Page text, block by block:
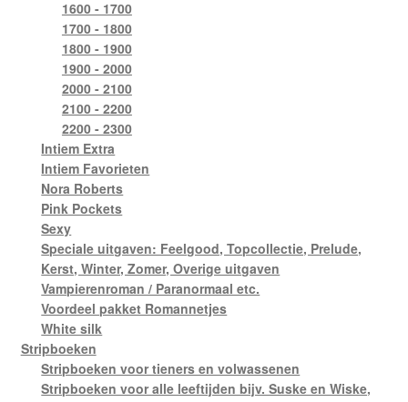
1600 - 1700
1700 - 1800
1800 - 1900
1900 - 2000
2000 - 2100
2100 - 2200
2200 - 2300
Intiem Extra
Intiem Favorieten
Nora Roberts
Pink Pockets
Sexy
Speciale uitgaven: Feelgood, Topcollectie, Prelude,
Kerst, Winter, Zomer, Overige uitgaven
Vampierenroman / Paranormaal etc.
Voordeel pakket Romannetjes
White silk
Stripboeken
Stripboeken voor tieners en volwassenen
Stripboeken voor alle leeftijden bijv. Suske en Wiske,